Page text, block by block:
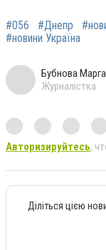
#056 #Днепр
#новини Україна
Бубнова
Журналістка
Авторизируйтесь,
Діліться цією